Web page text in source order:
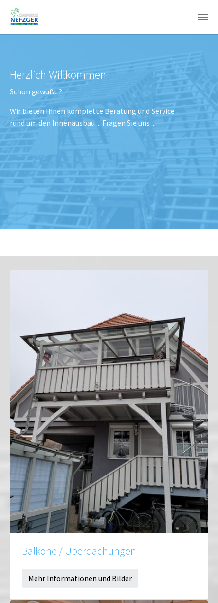
Herzlich Willkommen
Schon gewußt ?
Wir bieten Ihnen komplette Beratung und Service
rund um den Innenausbau ... Fragen Sie uns ...
Balkone / Überdachungen
Mehr Informationen und Bilder